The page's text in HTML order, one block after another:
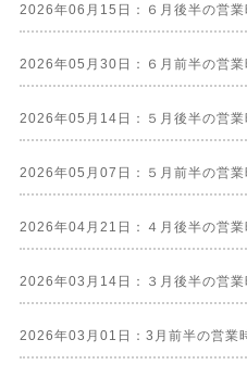
2026年06月15日：６月後半の営業
2026年05月30日：６月前半の営業
2026年05月14日：５月後半の営業
2026年05月07日：５月前半の営業
2026年04月21日：４月後半の営業
2026年03月14日：３月後半の営業
2026年03月01日：3月前半の営業